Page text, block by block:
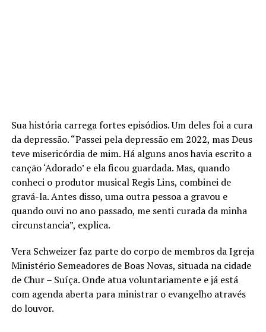
Sua história carrega fortes episódios. Um deles foi a cura
da depressão. “Passei pela depressão em 2022, mas Deus
teve misericórdia de mim. Há alguns anos havia escrito a
canção ‘Adorado’ e ela ficou guardada. Mas, quando
conheci o produtor musical Regis Lins, combinei de
gravá-la. Antes disso, uma outra pessoa a gravou e
quando ouvi no ano passado, me senti curada da minha
circunstancia”, explica.
Vera Schweizer faz parte do corpo de membros da Igreja
Ministério Semeadores de Boas Novas, situada na cidade
de Chur – Suíça. Onde atua voluntariamente e já está
com agenda aberta para ministrar o evangelho através
do louvor.